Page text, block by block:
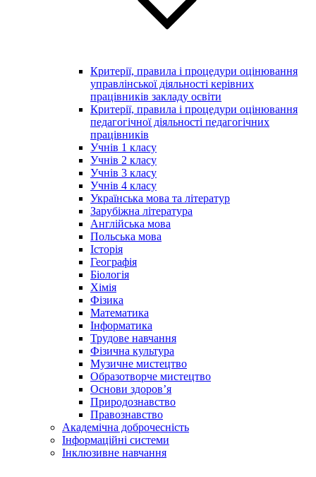
Критерії, правила і процедури оцінювання
управлінської діяльності керівних
працівників закладу освіти
Критерії, правила і процедури оцінювання
педагогічної діяльності педагогічних
працівників
Учнів 1 класу
Учнів 2 класу
Учнів 3 класу
Учнів 4 класу
Українська мова та літератур
Зарубіжна література
Англійська мова
Польська мова
Історія
Географія
Біологія
Хімія
Фізика
Математика
Інформатика
Трудове навчання
Фізична культура
Музичне мистецтво
Образотворче мистецтво
Основи здоров’я
Природознавство
Правознавство
Академічна доброчесність
Інформаційні системи
Інклюзивне навчання